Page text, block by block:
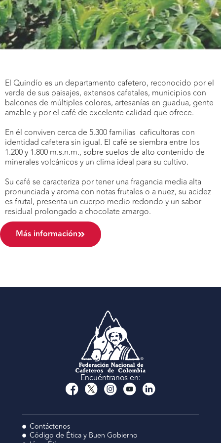
El Quindío es un departamento cafetero, reconocido por el
verde de sus paisajes, extensos cafetales, municipios con
balcones de múltiples colores, artesanías en guadua, gente
amable y por el café de excelente calidad que ofrece.
En él conviven cerca de 5.300 familias caficultoras con
identidad cafetera sin igual. El café se siembra entre los
1.200 y 1.800 m.s.n.m., sobre suelos de alto contenido de
minerales volcánicos y un clima ideal para su cultivo.
Su café se caracteriza por tener una fragancia media alta
pronunciada y aroma con notas frutales o a nuez, su acidez
es frutal, presenta un cuerpo medio redondo y un sabor
residual prolongado a chocolate amargo.
Más información
Encuéntranos en:
Contáctenos
Código de Ética y Buen Gobierno